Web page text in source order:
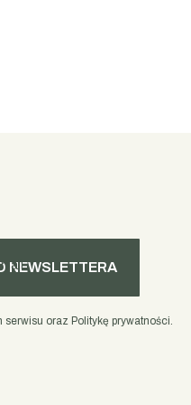
NEWSLETTERA
oraz Politykę prywatności.